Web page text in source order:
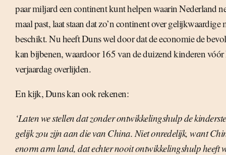
paar miljard een continent kunt helpen waarin Nederland
maal past, laat staan dat zo’n continent over gelijkwaardige
beschikt. Nu heeft Duns wel door dat de economie de
kan bijbenen, waardoor 165 van de duizend kinderen
verjaardag overlijden.
En kijk, Duns kan ook rekenen:
‘Laten we stellen dat zonder ontwikkelingshulp de
gelijk zou zijn aan die van China. Niet onredelijk, want
enorm arm land, dat echter nooit ontwikkelingshulp heeft